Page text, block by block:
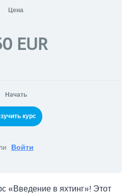
Цена
EUR
Начать
Войти
«Введение в яхтинг»! Этот